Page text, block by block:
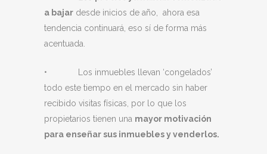
a bajar desde inicios de año, ahora esa
tendencia continuará, eso sí de forma más
acentuada.
• Los inmuebles llevan ‘congelados’
todo este tiempo en el mercado sin haber
recibido visitas físicas, por lo que los
propietarios tienen una mayor motivación
para enseñar sus inmuebles y venderlos.